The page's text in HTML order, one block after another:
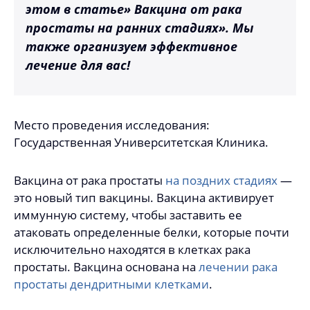
этом в статье» Вакцина от рака
простаты на ранних стадиях». Мы
также организуем эффективное
лечение для вас!
Место проведения исследования:
Государственная Университетская Клиника.
Вакцина от рака простаты на поздних стадиях—
это новый тип вакцины. Вакцина активирует
иммунную систему, чтобы заставить ее
атаковать определенные белки, которые почти
исключительно находятся в клетках рака
простаты. Вакцина основана на лечении рака
простаты дендритными клетками.